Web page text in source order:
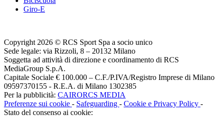
Giro-E
Copyright 2026 © RCS Sport Spa a socio unico
Sede legale: via Rizzoli, 8 – 20132 Milano
Soggetta ad attività di direzione e coordinamento di RCS
MediaGroup S.p.A.
Capitale Sociale € 100.000 – C.F./P.IVA/Registro Imprese di Milano
09597370155 - R.E.A. di Milano 1302385
Per la pubblicità: CAIRORCS MEDIA
Preferenze sui cookie - Safeguarding - Cookie e Privacy Policy -
Stato del consenso ai cookie: